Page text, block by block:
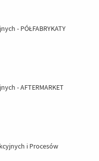
- PÓŁFABRYKATY
- AFTERMARKET
i Procesów